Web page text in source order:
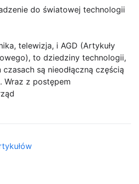
do światowej technologii
telewizja, i AGD (Artykuły
to dziedziny technologii,
są nieodłączną częścią
Wraz z postępem